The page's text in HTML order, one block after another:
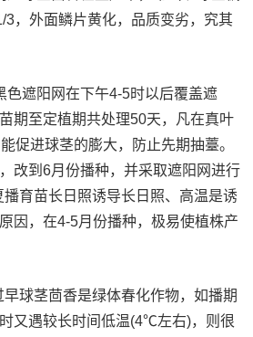
3，外面鳞片黄化，品质变劣，究其
色遮阳网在下午4-5时以后覆盖遮
期至定植期共处理50天，凡在真叶
促进球茎的膨大，防止先期抽薹。
改到6月份播种，并采取遮阳网进行
育苗长日照诱导长日照、高温是诱
因，在4-5月份播种，极易使植株产
球茎茴香是绿体春化作物，如播期
又遇较长时间低温(4℃左右)，则很